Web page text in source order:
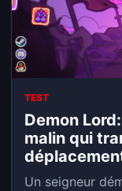
TEST
Demon
malin qui
Un seigneur